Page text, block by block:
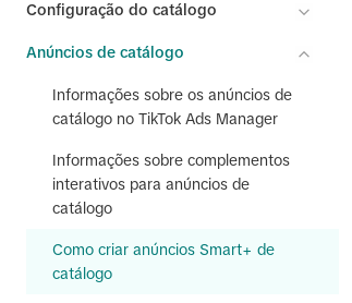
Configuração do catálogo
Anúncios de catálogo
Informações sobre os anúncios de
catálogo no TikTok Ads Manager
Informações sobre complementos
interativos para anúncios de
catálogo
Como criar anúncios Smart+ de
catálogo